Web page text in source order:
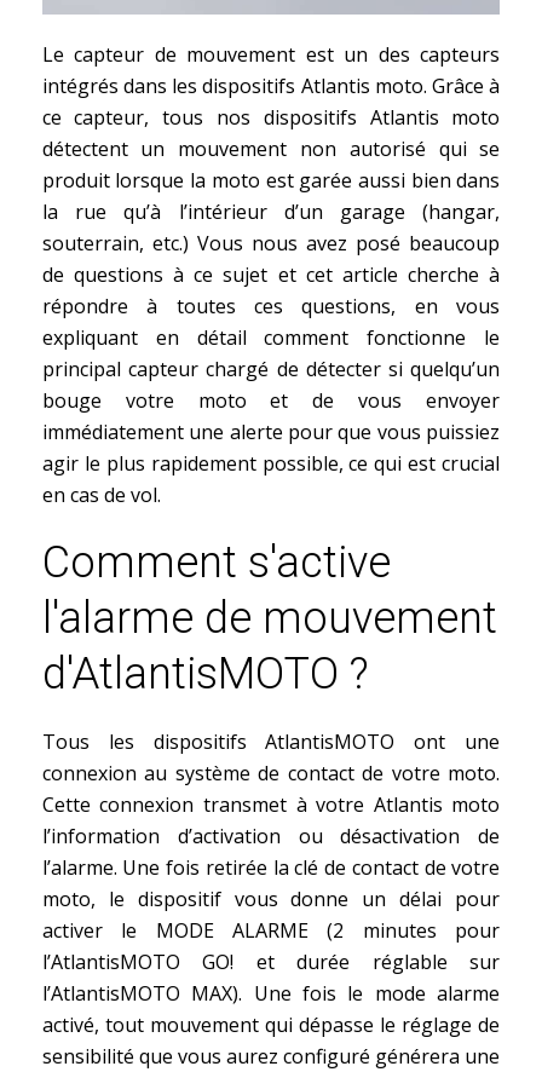
Le capteur de mouvement est un des capteurs
intégrés dans les dispositifs Atlantis moto. Grâce à
ce capteur, tous nos dispositifs Atlantis moto
détectent un mouvement non autorisé qui se
produit lorsque la moto est garée aussi bien dans
la rue qu’à l’intérieur d’un garage (hangar,
souterrain, etc.) Vous nous avez posé beaucoup
de questions à ce sujet et cet article cherche à
répondre à toutes ces questions, en vous
expliquant en détail comment fonctionne le
principal capteur chargé de détecter si quelqu’un
bouge votre moto et de vous envoyer
immédiatement une alerte pour que vous puissiez
agir le plus rapidement possible, ce qui est crucial
en cas de vol.
Comment s'active
l'alarme de mouvement
d'AtlantisMOTO ?
Tous les dispositifs AtlantisMOTO ont une
connexion au système de contact de votre moto.
Cette connexion transmet à votre Atlantis moto
l’information d’activation ou désactivation de
l’alarme. Une fois retirée la clé de contact de votre
moto, le dispositif vous donne un délai pour
activer le MODE ALARME (2 minutes pour
l’AtlantisMOTO GO! et durée réglable sur
l’AtlantisMOTO MAX). Une fois le mode alarme
activé, tout mouvement qui dépasse le réglage de
sensibilité que vous aurez configuré générera une